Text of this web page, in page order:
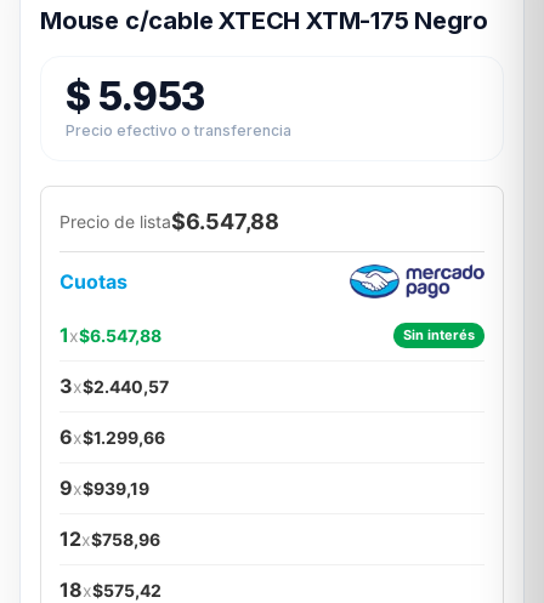
Mouse c/cable XTECH XTM-175 Negro
$ 5.953
Precio efectivo o transferencia
Precio de lista$6.547,88
Cuotas
1x$6.547,88 Sin interés
3x$2.440,57
6x$1.299,66
9x$939,19
12x$758,96
18x$575,42